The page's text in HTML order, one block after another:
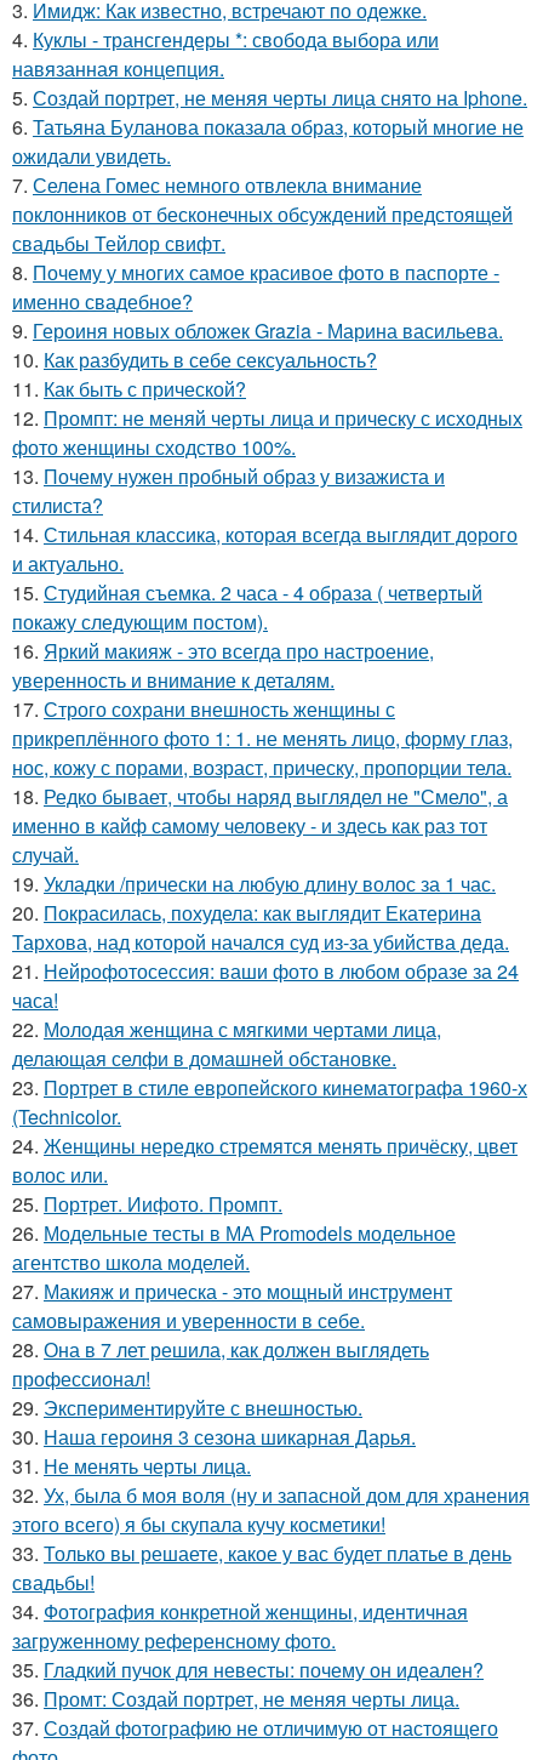
3. Имидж: Как известно, встречают по одежке.
4. Куклы - трансгендеры *: свобода выбора или
навязанная концепция.
5. Создай портрет, не меняя черты лица снято на Iphone.
6. Татьяна Буланова показала образ, который многие не
ожидали увидеть.
7. Селена Гомес немного отвлекла внимание
поклонников от бесконечных обсуждений предстоящей
свадьбы Тейлор свифт.
8. Почему у многих самое красивое фото в паспорте -
именно свадебное?
9. Героиня новых обложек Grazia - Марина васильева.
10. Как разбудить в себе сексуальность?
11. Как быть с прической?
12. Промпт: не меняй черты лица и прическу с исходных
фото женщины сходство 100%.
13. Почему нужен пробный образ у визажиста и
стилиста?
14. Стильная классика, которая всегда выглядит дорого
и актуально.
15. Студийная съемка. 2 часа - 4 образа ( четвертый
покажу следующим постом).
16. Яркий макияж - это всегда про настроение,
уверенность и внимание к деталям.
17. Строго сохрани внешность женщины с
прикреплённого фото 1: 1. не менять лицо, форму глаз,
нос, кожу с порами, возраст, прическу, пропорции тела.
18. Редко бывает, чтобы наряд выглядел не "Смело", а
именно в кайф самому человеку - и здесь как раз тот
случай.
19. Укладки /прически на любую длину волос за 1 час.
20. Покрасилась, похудела: как выглядит Екатерина
Тархова, над которой начался суд из-за убийства деда.
21. Нейрофотосессия: ваши фото в любом образе за 24
часа!
22. Молодая женщина с мягкими чертами лица,
делающая селфи в домашней обстановке.
23. Портрет в стиле европейского кинематографа 1960-х
(Technicolor.
24. Женщины нередко стремятся менять причёску, цвет
волос или.
25. Портрет. Иифото. Промпт.
26. Модельные тесты в МА Promodels модельное
агентство школа моделей.
27. Макияж и прическа - это мощный инструмент
самовыражения и уверенности в себе.
28. Она в 7 лет решила, как должен выглядеть
профессионал!
29. Экспериментируйте с внешностью.
30. Наша героиня 3 сезона шикарная Дарья.
31. Не менять черты лица.
32. Ух, была б моя воля (ну и запасной дом для хранения
этого всего) я бы скупала кучу косметики!
33. Только вы решаете, какое у вас будет платье в день
свадьбы!
34. Фотография конкретной женщины, идентичная
загруженному референсному фото.
35. Гладкий пучок для невесты: почему он идеален?
36. Промт: Создай портрет, не меняя черты лица.
37. Создай фотографию не отличимую от настоящего